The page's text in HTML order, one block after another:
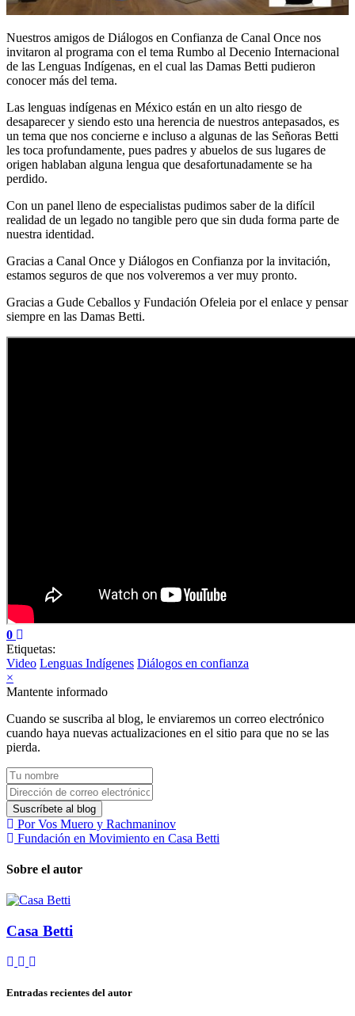
Nuestros amigos de Diálogos en Confianza de Canal Once nos
invitaron al programa con el tema Rumbo al Decenio Internacional
de las Lenguas Indígenas, en el cual las Damas Betti pudieron
conocer más del tema.
Las lenguas indígenas en México están en un alto riesgo de
desaparecer y siendo esto una herencia de nuestros antepasados, es
un tema que nos concierne e incluso a algunas de las Señoras Betti
les toca profundamente, pues padres y abuelos de sus lugares de
origen hablaban alguna lengua que desafortunadamente se ha
perdido.
Con un panel lleno de especialistas pudimos saber de la difícil
realidad de un legado no tangible pero que sin duda forma parte de
nuestra identidad.
Gracias a Canal Once y Diálogos en Confianza por la invitación,
estamos seguros de que nos volveremos a ver muy pronto.
Gracias a Gude Ceballos y Fundación Ofeleia por el enlace y pensar
siempre en las Damas Betti.
0
Etiquetas:
Video Lenguas Indígenes Diálogos en confianza
×
Mantente informado
Cuando se suscriba al blog, le enviaremos un correo electrónico
cuando haya nuevas actualizaciones en el sitio para que no se las
pierda.
Tu
nombre
Dirección
de
correo
electrónico
Suscríbete al blog
Por Vos Muero y Rachmaninov
Fundación en Movimiento en Casa Betti
Sobre el autor
Casa Betti
Suscribirse
las
Cancelar
suscripción
Entradas recientes del autor